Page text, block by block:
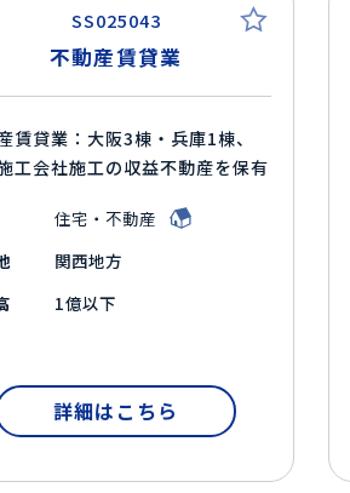
SS025043
不動産賃貸業
賃貸業：大阪3棟・兵庫1棟、
工会社施工の収益不動産を保有
住宅・不動産
関西地方
1億以下
詳細はこちら